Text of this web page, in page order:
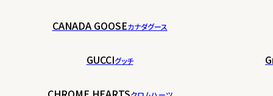
CANADA GOOSEカナダグース
GUCCIグッチ